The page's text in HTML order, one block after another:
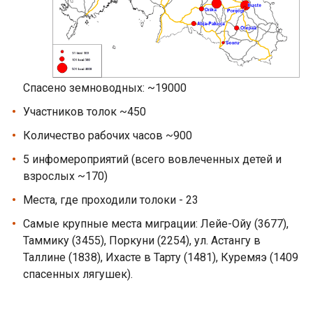
Спасено земноводных: ~19000
Участников толок ~450
Количество рабочих часов ~900
5 инфомероприятий (всего вовлеченных детей и
взрослых ~170)
Места, где проходили толоки - 23
Самые крупные места миграции: Лейе-Ойу (3677),
Таммику (3455), Поркуни (2254), ул. Астангу в
Таллине (1838), Ихасте в Тарту (1481), Куремяэ (1409
спасенных лягушек).